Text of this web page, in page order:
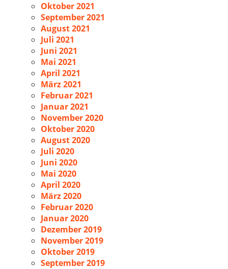
Oktober 2021
September 2021
August 2021
Juli 2021
Juni 2021
Mai 2021
April 2021
März 2021
Februar 2021
Januar 2021
November 2020
Oktober 2020
August 2020
Juli 2020
Juni 2020
Mai 2020
April 2020
März 2020
Februar 2020
Januar 2020
Dezember 2019
November 2019
Oktober 2019
September 2019